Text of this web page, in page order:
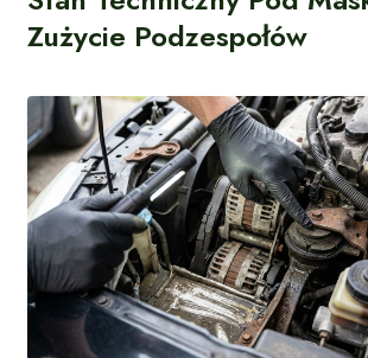
Zużycie Podzespołów